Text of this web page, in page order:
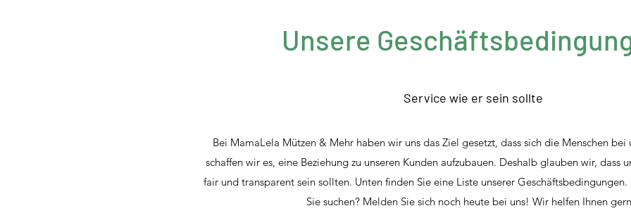
Unsere
Service wie er sein sollte
Bei MamaLela Mützen & Mehr haben wir uns das Ziel gesetzt, dass sich die Menschen bei
schaffen wir es, eine Beziehung zu unseren Kunden aufzubauen. Deshalb glauben wir, dass
fair und transparent sein sollten. Unten finden Sie eine Liste unserer
Sie suchen? Melden Sie sich noch heute bei uns! Wir helfen Ihnen